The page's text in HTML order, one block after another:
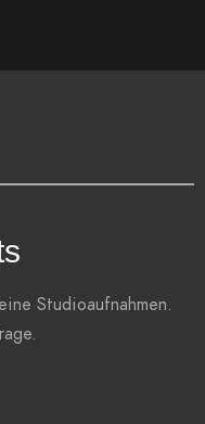
Studioaufnahmen.